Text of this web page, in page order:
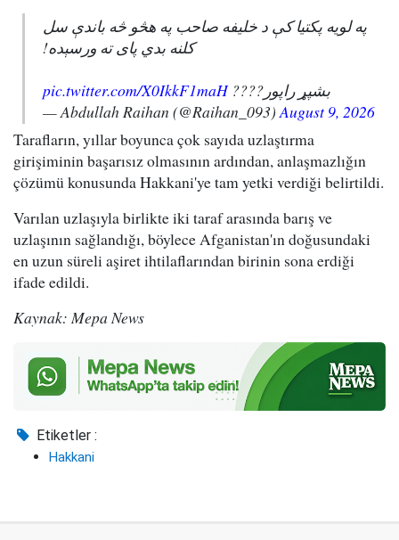
په لویه پکتیا کې د خلیفه صاحب په هڅو څه باندې سل
کلنه بدي پای ته ورسېده!
بشپړ راپور????pic.twitter.com/X0IkkF1maH
— Abdullah Raihan (@Raihan_093)August 9, 2026
Tarafların, yıllar boyunca çok sayıda uzlaştırma
girişiminin başarısız olmasının ardından, anlaşmazlığın
çözümü konusunda Hakkani'ye tam yetki verdiği belirtildi.
Varılan uzlaşıyla birlikte iki taraf arasında barış ve
uzlaşının sağlandığı, böylece Afganistan'ın doğusundaki
en uzun süreli aşiret ihtilaflarından birinin sona erdiği
ifade edildi.
Kaynak: Mepa News
Etiketler :
Hakkani